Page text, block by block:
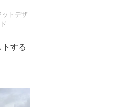
ットデザ
する